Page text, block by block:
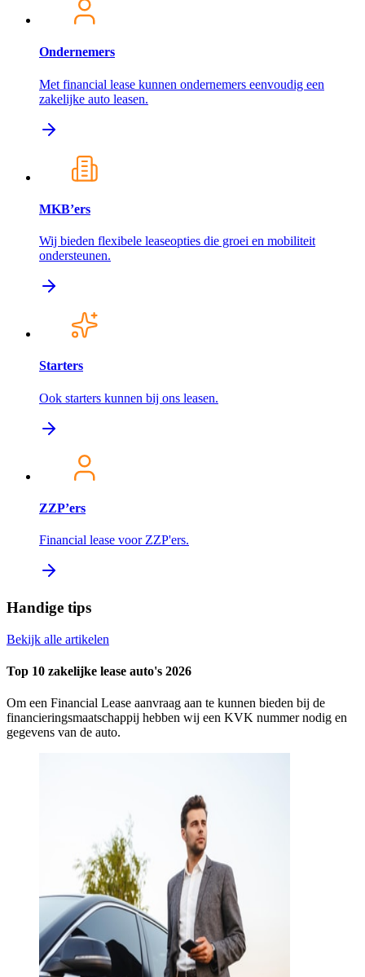
Ondernemers
Met financial lease kunnen ondernemers eenvoudig een
zakelijke auto leasen.
MKB’ers
Wij bieden flexibele leaseopties die groei en mobiliteit
ondersteunen.
Starters
Ook starters kunnen bij ons leasen.
ZZP’ers
Financial lease voor ZZP'ers.
Handige tips
Bekijk alle artikelen
Top 10 zakelijke lease auto's 2026
Om een Financial Lease aanvraag aan te kunnen bieden bij de
financieringsmaatschappij hebben wij een KVK nummer nodig en
gegevens van de auto.